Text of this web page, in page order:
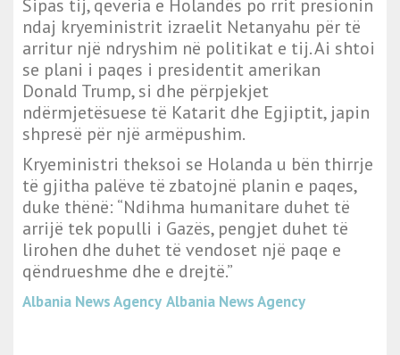
Sipas tij, qeveria e Holandës po rrit presionin
ndaj kryeministrit izraelit Netanyahu për të
arritur një ndryshim në politikat e tij. Ai shtoi
se plani i paqes i presidentit amerikan
Donald Trump, si dhe përpjekjet
ndërmjetësuese të Katarit dhe Egjiptit, japin
shpresë për një armëpushim.
Kryeministri theksoi se Holanda u bën thirrje
të gjitha palëve të zbatojnë planin e paqes,
duke thënë: “Ndihma humanitare duhet të
arrijë tek populli i Gazës, pengjet duhet të
lirohen dhe duhet të vendoset një paqe e
qëndrueshme dhe e drejtë.”
Albania News Agency Albania News Agency